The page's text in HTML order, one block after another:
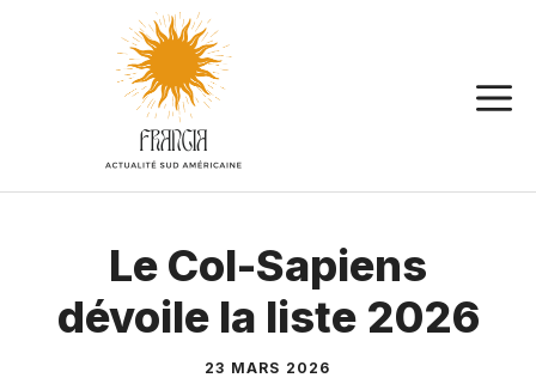
Le Col-Sapiens
dévoile la liste 2026
23 MARS 2026